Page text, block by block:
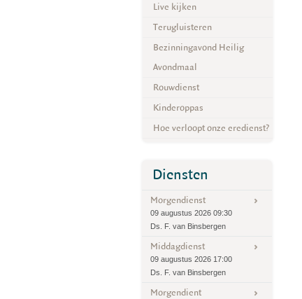
Live kijken
Terugluisteren
Bezinningavond Heilig
Avondmaal
Rouwdienst
Kinderoppas
Hoe verloopt onze eredienst?
Diensten
Morgendienst
09 augustus 2026 09:30
Ds. F. van Binsbergen
Middagdienst
09 augustus 2026 17:00
Ds. F. van Binsbergen
Morgendient